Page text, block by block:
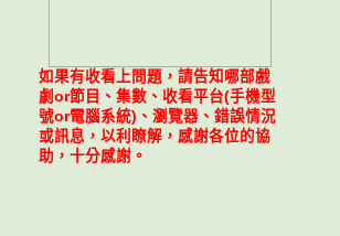
如果有收看上問題，請告知哪部戲
劇or節目、集數、收看平台(手機型
號or電腦系統)、瀏覽器、錯誤情況
或訊息，以利瞭解，感謝各位的協
助，十分感謝。